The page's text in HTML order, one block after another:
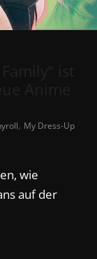
, My Dress-Up
wie
auf der